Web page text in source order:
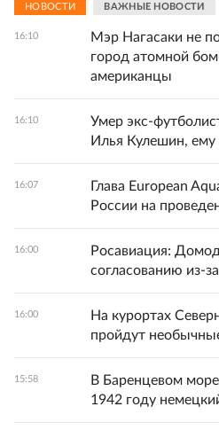
НОВОСТИ ВАЖНЫЕ НОВОСТИ
16:10
Мэр Нагасаки не
город атомной
американцы
16:10
Умер экс-
Илья Кулешин,
16:07
Глава European
России на
16:00
Росавиация:
согласованию из-
16:00
На курортах
пройдут
15:58
В Баренцевом
1942 году